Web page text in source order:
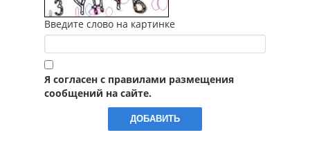
Введите слово на картинке
Я согласен с правилами размещения
сообщений на сайте.